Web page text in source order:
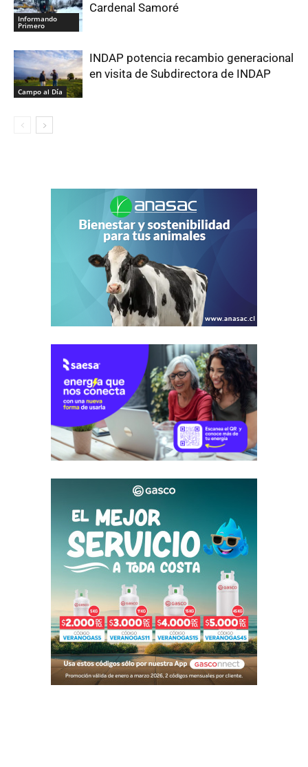
Informando
Primero
Cardenal Samoré
Campo al Día
INDAP potencia recambio generacional
en visita de Subdirectora de INDAP